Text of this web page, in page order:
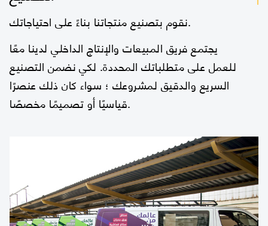
نقوم بتصنيع منتجاتنا بناءً على احتياجاتك.
يجتمع فريق المبيعات والإنتاج الداخلي لدينا معًا
للعمل على متطلباتك المحددة. لكي نضمن التصنيع
السريع والدقيق لمشروعك ؛ سواء كان ذلك عنصرًا
قياسيًا أو تصميمًا مخصصًا.